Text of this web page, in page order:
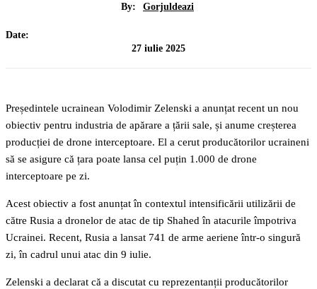
By: Gorjuldeazi
Date:
27 iulie 2025
Președintele ucrainean Volodimir Zelenski a anunțat recent un nou
obiectiv pentru industria de apărare a țării sale, și anume creșterea
producției de drone interceptoare. El a cerut producătorilor ucraineni
să se asigure că țara poate lansa cel puțin 1.000 de drone
interceptoare pe zi.
Acest obiectiv a fost anunțat în contextul intensificării utilizării de
către Rusia a dronelor de atac de tip Shahed în atacurile împotriva
Ucrainei. Recent, Rusia a lansat 741 de arme aeriene într-o singură
zi, în cadrul unui atac din 9 iulie.
Zelenski a declarat că a discutat cu reprezentanții producătorilor